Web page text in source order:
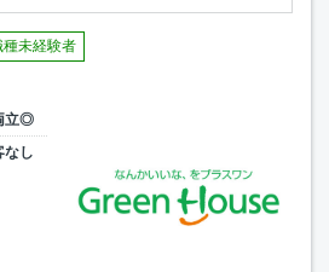
種未経験者
立◎
なし